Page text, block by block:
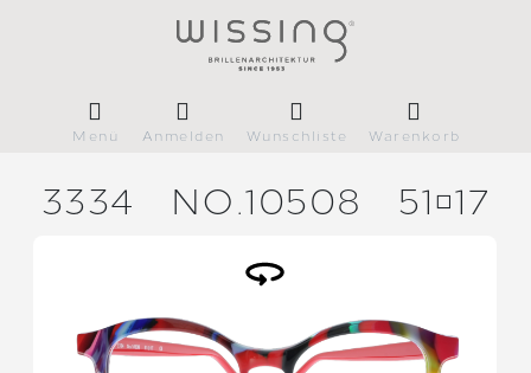
Menü Anmelden Wunschliste Warenkorb
3334 NO.10508 5117